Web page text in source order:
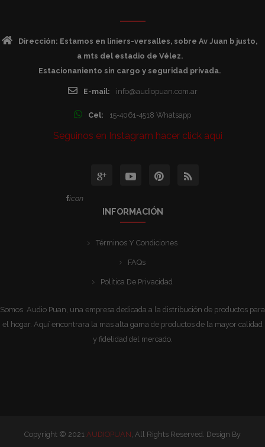
Dirección: Estamos en liniers-versalles, sobre Av Juan b justo,
a mts del estadio de Vélez.
Estacionaniento sin cargo y seguridad privada.
E-mail: info@audiopuan.com.ar
Cel: 15-4061-4518 Whatsapp
Seguinos en Instagram hacer click aqui
icon
INFORMACIÓN
Términos Y Condiciones
FAQs
Política De Privacidad
Somos Audio Puan, una empresa dedicada a la distribución de productos para
el hogar. Aquí encontrara la mas alta gama de productos de la mayor calidad
y fidelidad del mercado.
Copyright © 2021 AUDIOPUAN , All Rights Reserved. Design By